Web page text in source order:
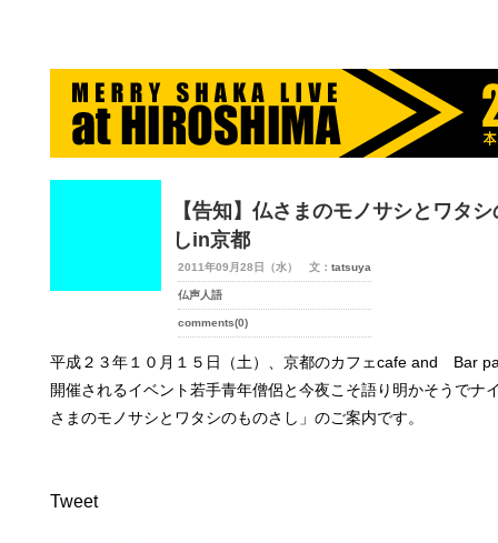
【告知】仏さまのモノサシとワタ
しin京都
2011年09月28日（水） 文： tatsuya
仏声人語
comments(0)
平成２３年１０月１５日（土）、京都のカフェcafe and Bar
開催されるイベント若手青年僧侶と今夜こそ語り明かそうでナ
さまのモノサシとワタシのものさし」のご案内です。
Tweet